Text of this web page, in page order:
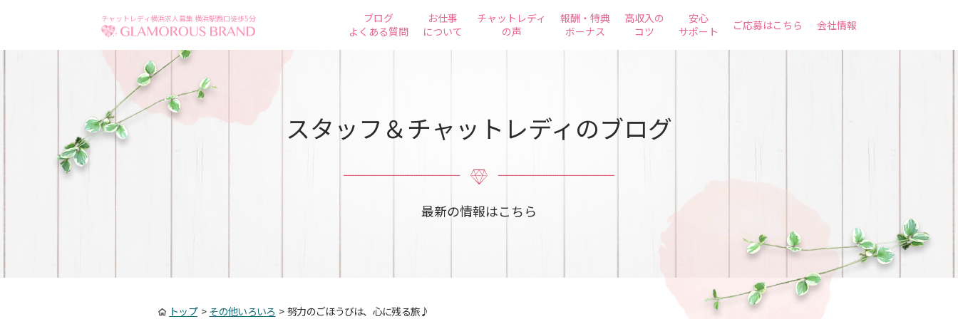
チャットレディ横浜求人募集 横浜駅西口徒歩5分
ブログ
よくある質問
お仕事
について
チャットレディ
の声
報酬・特典
ボーナス
高収入の
コツ
安心
サポート
ご応募はこちら 会社情報
スタッフ＆チャットレディのブログ
最新の情報はこちら
トップ> その他いろいろ >努力のごほうびは、心に残る旅♪